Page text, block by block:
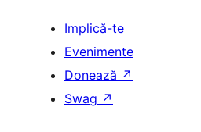
Implică-te
Evenimente
Donează ↗
Swag ↗